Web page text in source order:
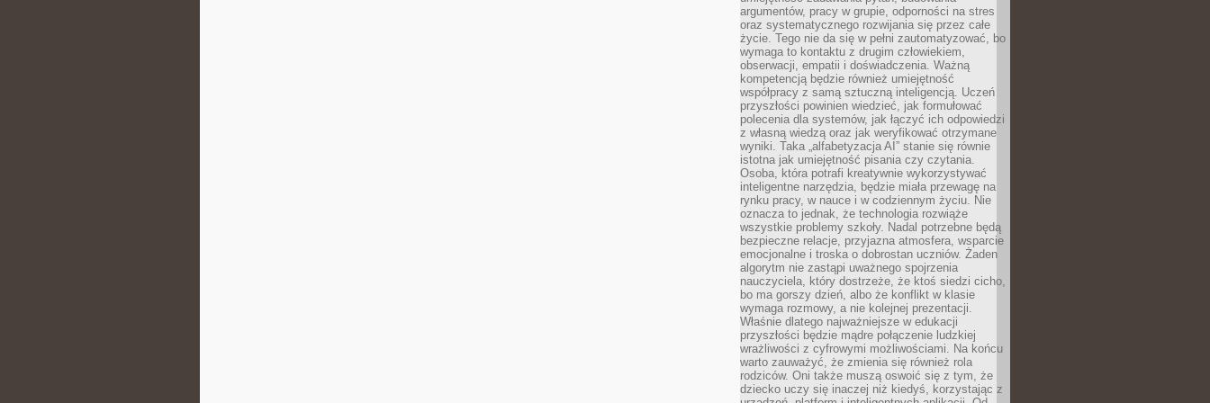
argumentów, pracy w grupie, odporności na stres
oraz systematycznego rozwijania się przez całe
życie. Tego nie da się w pełni zautomatyzować, bo
wymaga to kontaktu z drugim człowiekiem,
obserwacji, empatii i doświadczenia. Ważną
kompetencją będzie również umiejętność
współpracy z samą sztuczną inteligencją. Uczeń
przyszłości powinien wiedzieć, jak formułować
polecenia dla systemów, jak łączyć ich odpowiedzi
z własną wiedzą oraz jak weryfikować otrzymane
wyniki. Taka „alfabetyzacja AI” stanie się równie
istotna jak umiejętność pisania czy czytania.
Osoba, która potrafi kreatywnie wykorzystywać
inteligentne narzędzia, będzie miała przewagę na
rynku pracy, w nauce i w codziennym życiu. Nie
oznacza to jednak, że technologia rozwiąże
wszystkie problemy szkoły. Nadal potrzebne będą
bezpieczne relacje, przyjazna atmosfera, wsparcie
emocjonalne i troska o dobrostan uczniów. Żaden
algorytm nie zastąpi uważnego spojrzenia
nauczyciela, który dostrzeże, że ktoś siedzi cicho,
bo ma gorszy dzień, albo że konflikt w klasie
wymaga rozmowy, a nie kolejnej prezentacji.
Właśnie dlatego najważniejsze w edukacji
przyszłości będzie mądre połączenie ludzkiej
wrażliwości z cyfrowymi możliwościami. Na końcu
warto zauważyć, że zmienia się również rola
rodziców. Oni także muszą oswoić się z tym, że
dziecko uczy się inaczej niż kiedyś, korzystając z